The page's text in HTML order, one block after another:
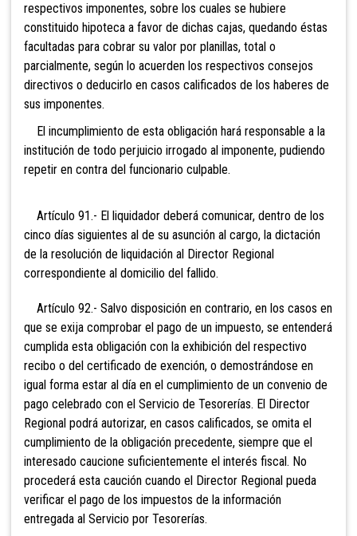
respectivos imponentes, sobre los cuales se hubiere
constituido hipoteca a favor de dichas cajas, quedando éstas
facultadas para cobrar su valor por planillas, total o
parcialmente, según lo acuerden los respectivos consejos
directivos o deducirlo en casos calificados de los haberes de
sus imponentes.
El incumplimiento de esta obligación hará responsable a la
institución de todo perjuicio irrogado al imponente, pudiendo
repetir en contra del funcionario culpable.
Artículo 91.- El liquidador deberá comunicar, dentro de los
cinco días siguientes al de su asunción al cargo, la dictación
de la resolución de liquidación al Director Regional
correspondiente al domicilio del fallido.
Artículo 92.- Salvo disposición en contrario, en los casos en
que se exija comprobar el pago de un impuesto, se entenderá
cumplida esta obligación con la exhibición del respectivo
recibo o del certificado de exención, o demostrándose en
igual forma estar al día en el cumplimiento de un convenio de
pago celebrado con el Servicio de Tesorerías. El Director
Regional podrá autorizar, en casos calificados, se omita el
cumplimiento de la obligación precedente, siempre que el
interesado caucione suficientemente el interés fiscal. No
procederá esta caución cuando el Director Regional pueda
verificar el pago de los impuestos de la información
entregada al Servicio por Tesorerías.